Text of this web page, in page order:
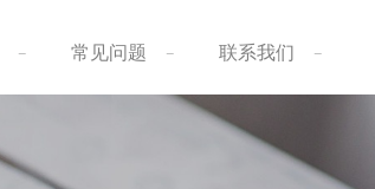
常见问题 联系我们